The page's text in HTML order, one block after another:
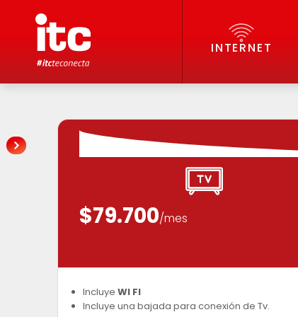
INTERNET
$79.700/mes
Incluye WI FI
Incluye una bajada para conexión de Tv.